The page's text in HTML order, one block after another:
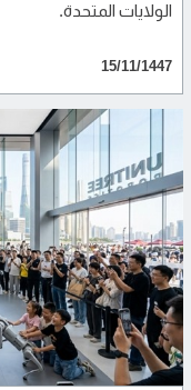
الولايات المتحدة.
15/11/1447